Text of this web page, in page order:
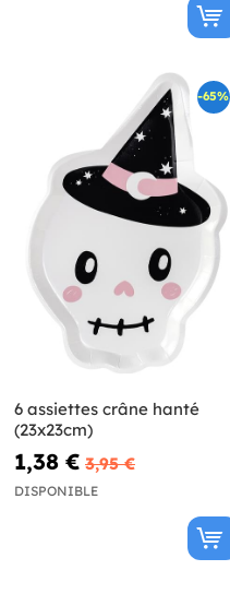
-65%
6 assiettes crâne hanté
(23x23cm)
1,38 € 3,95 €
DISPONIBLE